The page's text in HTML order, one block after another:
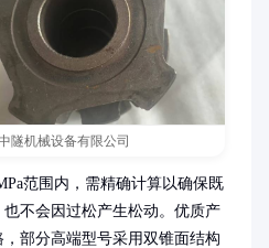
隧机械设备有限公司
范围内，需精确计算以确保既
不会因过松产生松动。优质产
部分高端型号采用双锥面结构